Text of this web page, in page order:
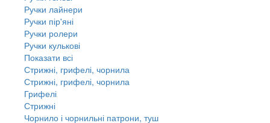
Ручки лайнери
Ручки пір'яні
Ручки ролери
Ручки кулькові
Показати всі
Стрижні, грифелі, чорнила
Стрижні, грифелі, чорнила
Грифелі
Стрижні
Чорнило і чорнильні патрони, туш